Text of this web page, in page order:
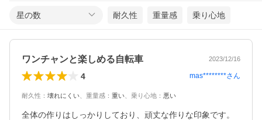
星の数 耐久性 重量感 乗り心地
ワンチャンと楽しめる自転車 2023/12/16
4 mas********さん
耐久性 ： 壊れにくい 重量感 ： 重い 乗り心地 ： 悪い
全体の作りはしっかりしており、頑丈な作りな印象です。